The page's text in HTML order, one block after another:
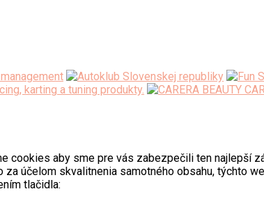
cookies aby sme pre vás zabezpečili ten najlepší
za účelom skvalitnenia samotného obsahu, týchto
tlačidla: